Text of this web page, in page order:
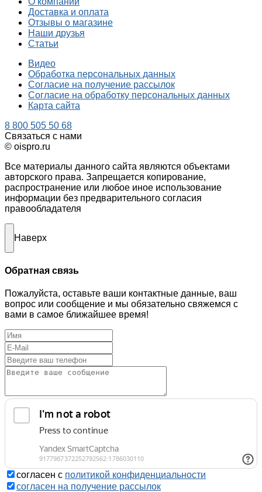
Доставка и оплата
Отзывы о магазине
Наши друзья
Статьи
Видео
Обработка персональных данных
Согласие на получение рассылок
Согласие на обработку персональных данных
Карта сайта
8 800 505 50 68
Связаться с нами
© oispro.ru
Все материалы данного сайта являются объектами
авторского права. Запрещается копирование,
распространение или любое иное использование
информации без предварительного согласия
правообладателя
Наверх
Обратная связь
Пожалуйста, оставьте ваши контактные данные, ваш
вопрос или сообщение и мы обязательно свяжемся с
вами в самое ближайшее время!
согласен с политикой конфиденциальности
согласен на получение рассылок